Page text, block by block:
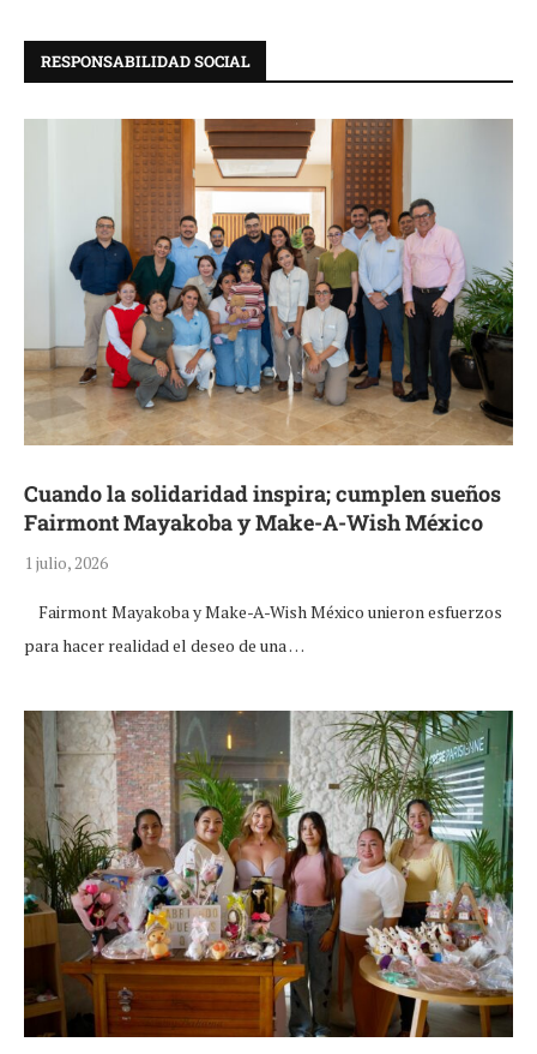
RESPONSABILIDAD SOCIAL
Cuando la solidaridad inspira; cumplen sueños
Fairmont Mayakoba y Make-A-Wish México
1 julio, 2026
Fairmont Mayakoba y Make-A-Wish México unieron esfuerzos
para hacer realidad el deseo de una …